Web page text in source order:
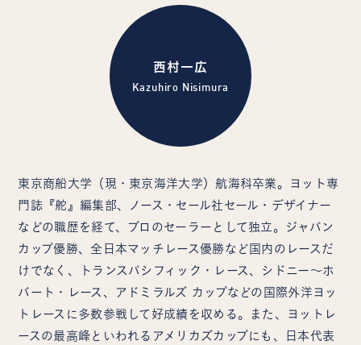
西村一広
Kazuhiro Nisimura
東京商船大学（現・東京海洋大学）航海科卒業。ヨット専
門誌『舵』編集部、ノース・セール社セール・デザイナー
などの職歴を経て、プロのセーラーとして独立。ジャパン
カップ優勝、全日本マッチレース優勝など国内のレースだ
けでなく、トランスパシフィック・レース、シドニー～ホ
バート・レース、アドミラルズ カップなどの国際外洋ヨッ
トレースに多数参戦して好成績を収める。また、ヨットレ
ースの最高峰といわれるアメリカズカップにも、日本代表